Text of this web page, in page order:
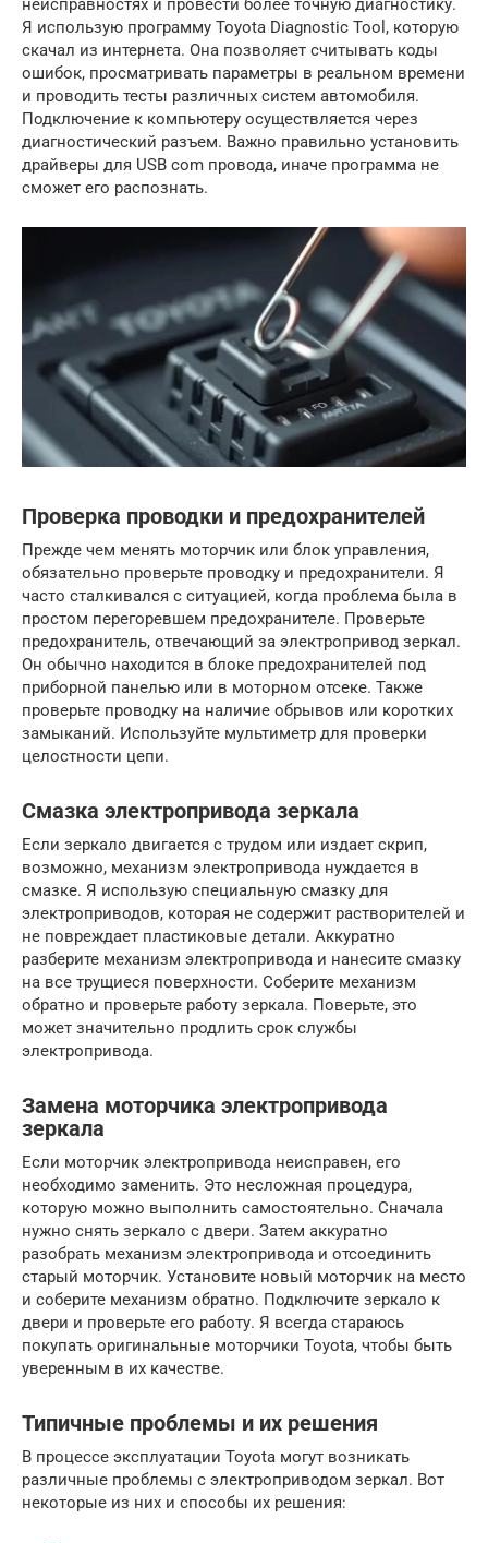
неисправностях и провести более точную диагностику.
Я использую программу Toyota Diagnostic Tool, которую
скачал из интернета. Она позволяет считывать коды
ошибок, просматривать параметры в реальном времени
и проводить тесты различных систем автомобиля.
Подключение к компьютеру осуществляется через
диагностический разъем. Важно правильно установить
драйверы для USB com провода, иначе программа не
сможет его распознать.
Проверка проводки и предохранителей
Прежде чем менять моторчик или блок управления,
обязательно проверьте проводку и предохранители. Я
часто сталкивался с ситуацией, когда проблема была в
простом перегоревшем предохранителе. Проверьте
предохранитель, отвечающий за электропривод зеркал.
Он обычно находится в блоке предохранителей под
приборной панелью или в моторном отсеке. Также
проверьте проводку на наличие обрывов или коротких
замыканий. Используйте мультиметр для проверки
целостности цепи.
Смазка электропривода зеркала
Если зеркало двигается с трудом или издает скрип,
возможно, механизм электропривода нуждается в
смазке. Я использую специальную смазку для
электроприводов, которая не содержит растворителей и
не повреждает пластиковые детали. Аккуратно
разберите механизм электропривода и нанесите смазку
на все трущиеся поверхности. Соберите механизм
обратно и проверьте работу зеркала. Поверьте, это
может значительно продлить срок службы
электропривода.
Замена моторчика электропривода
зеркала
Если моторчик электропривода неисправен, его
необходимо заменить. Это несложная процедура,
которую можно выполнить самостоятельно. Сначала
нужно снять зеркало с двери. Затем аккуратно
разобрать механизм электропривода и отсоединить
старый моторчик. Установите новый моторчик на место
и соберите механизм обратно. Подключите зеркало к
двери и проверьте его работу. Я всегда стараюсь
покупать оригинальные моторчики Toyota, чтобы быть
уверенным в их качестве.
Типичные проблемы и их решения
В процессе эксплуатации Toyota могут возникать
различные проблемы с электроприводом зеркал. Вот
некоторые из них и способы их решения: